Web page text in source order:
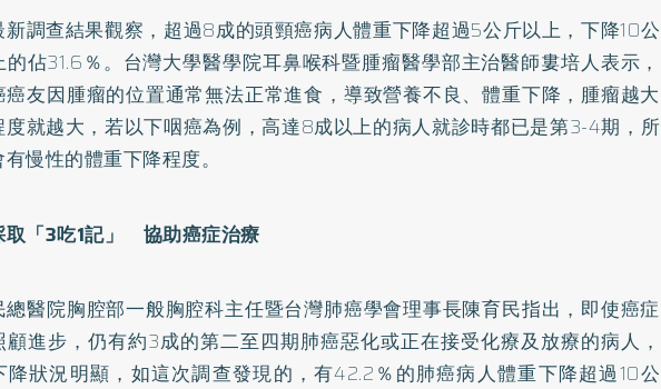
新調查結果觀察，超過8成的頭頸癌病人體重下降超過5公斤以上，下降10公
的佔31.6％。台灣大學醫學院耳鼻喉科暨腫瘤醫學部主治醫師婁培人表示，
癌友因腫瘤的位置通常無法正常進食，導致營養不良、體重下降，腫瘤越大
度就越大，若以下咽癌為例，高達8成以上的病人就診時都已是第3-4期，所
慢性的體重下降程度。
取「3吃1記」 協助癌症治療
總醫院胸腔部一般胸腔科主任暨台灣肺癌學會理事長陳育民指出，即使癌症
顧進步，仍有約3成的第二至四期肺癌惡化或正在接受化療及放療的病人，
降狀況明顯，如這次調查發現的，有42.2％的肺癌病人體重下降超過10公